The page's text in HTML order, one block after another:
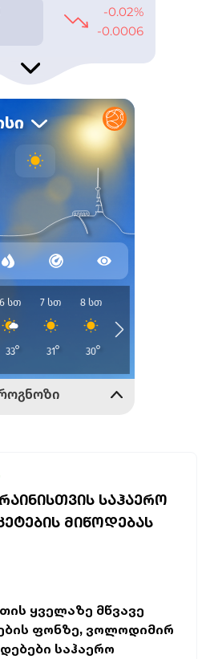
ᲡᲐᲰᲐᲔᲠᲝ
ᲛᲘᲬᲝᲓᲔᲑᲐᲡ
ყველაზე მწვავე
ფონზე, ვოლოდიმირ
საჰაერო